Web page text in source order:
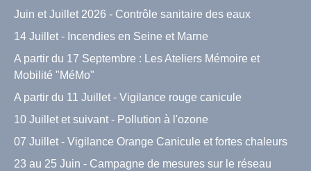
Juin et Juillet 2026 - Contrôle sanitaire des eaux
14 Juillet - Incendies en Seine et Marne
A partir du 17 Septembre : Les Ateliers Mémoire et
Mobilité "MéMo"
A partir du 11 Juillet - Vigilance rouge canicule
10 Juillet et suivant - Pollution à l'ozone
07 Juillet - Vigilance Orange Canicule et fortes chaleurs
23 au 25 Juin - Campagne de mesures sur le réseau